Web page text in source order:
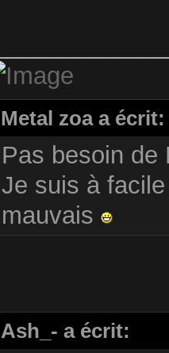
Metal zoa a écrit:
Pas besoin de
Je suis à
mauvais
Ash_- a écrit: